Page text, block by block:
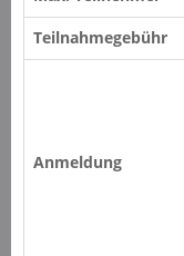
Teilnahmegebühr
Anmeldung